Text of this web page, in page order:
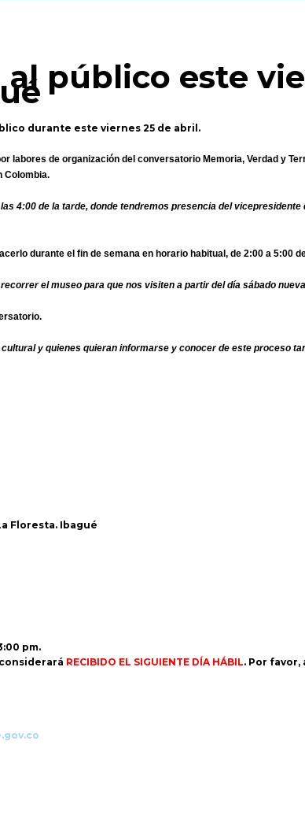
público este
durante este viernes 25 de abril.
labores de organización del conversatorio Memoria, Verdad y
Colombia.
4:00 de la tarde, donde tendremos presencia del
durante el fin de semana en horario habitual, de 2:00 a 5:00
el museo para que nos visiten a partir del día sábado
y quienes quieran informarse y conocer de este proceso
Floresta. Ibagué
pm.
RECIBIDO EL SIGUIENTE DÍA HÁBIL. Por